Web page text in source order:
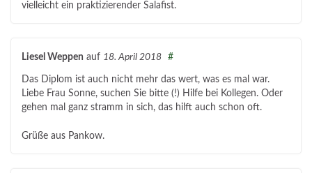
vielleicht ein praktizierender Salafist.
Liesel Weppen auf 18. April 2018 #
Das Diplom ist auch nicht mehr das wert, was es mal war.
Liebe Frau Sonne, suchen Sie bitte (!) Hilfe bei Kollegen. Oder
gehen mal ganz stramm in sich, das hilft auch schon oft.
Grüße aus Pankow.